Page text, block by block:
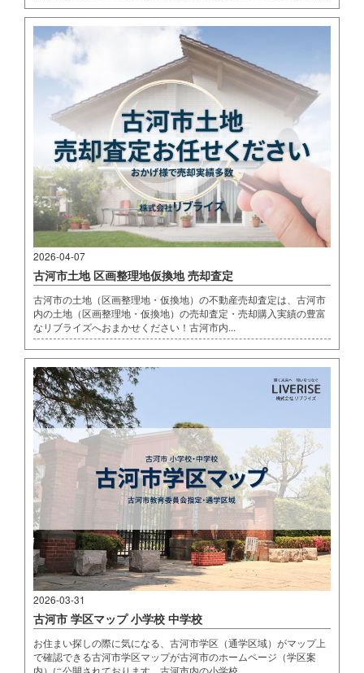
2026-04-07
古河市土地 区画整理地仮換地 売却査定
古河市の土地（区画整理地・仮換地）の不動産売却査定は、古河市
内の土地（区画整理地・仮換地）の売却査定・売却購入実績の豊富
なリブライズへおまかせください！古河市内...
2026-03-31
古河市 学区マップ 小学校 中学校
お住まい探しの際に気になる、古河市学区（通学区域）がマップ上
で確認できる古河市学区マップが古河市のホームページ（学区案
内）に公開されております。古河市内の小学校...